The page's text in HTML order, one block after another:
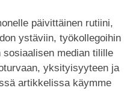
päivittäinen rutiini,
ystäviin, työkollegoihin
median tilille
yksityisyyteen ja
artikkelissa käymme